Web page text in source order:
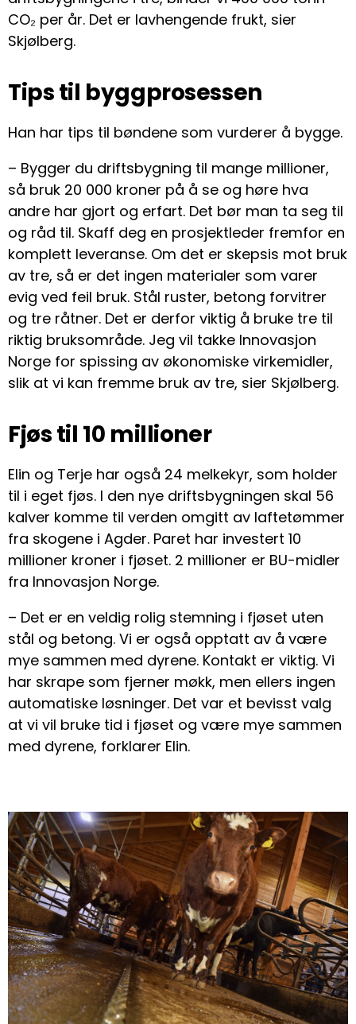
CO₂ per år. Det er lavhengende frukt, sier
Skjølberg.
Tips til byggprosessen
Han har tips til bøndene som vurderer å bygge.
– Bygger du driftsbygning til mange millioner,
så bruk 20 000 kroner på å se og høre hva
andre har gjort og erfart. Det bør man ta seg til
og råd til. Skaff deg en prosjektleder fremfor en
komplett leveranse. Om det er skepsis mot bruk
av tre, så er det ingen materialer som varer
evig ved feil bruk. Stål ruster, betong forvitrer
og tre råtner. Det er derfor viktig å bruke tre til
riktig bruksområde. Jeg vil takke Innovasjon
Norge for spissing av økonomiske virkemidler,
slik at vi kan fremme bruk av tre, sier Skjølberg.
Fjøs til 10 millioner
Elin og Terje har også 24 melkekyr, som holder
til i eget fjøs. I den nye driftsbygningen skal 56
kalver komme til verden omgitt av laftetømmer
fra skogene i Agder. Paret har investert 10
millioner kroner i fjøset. 2 millioner er BU-midler
fra Innovasjon Norge.
– Det er en veldig rolig stemning i fjøset uten
stål og betong. Vi er også opptatt av å være
mye sammen med dyrene. Kontakt er viktig. Vi
har skrape som fjerner møkk, men ellers ingen
automatiske løsninger. Det var et bevisst valg
at vi vil bruke tid i fjøset og være mye sammen
med dyrene, forklarer Elin.